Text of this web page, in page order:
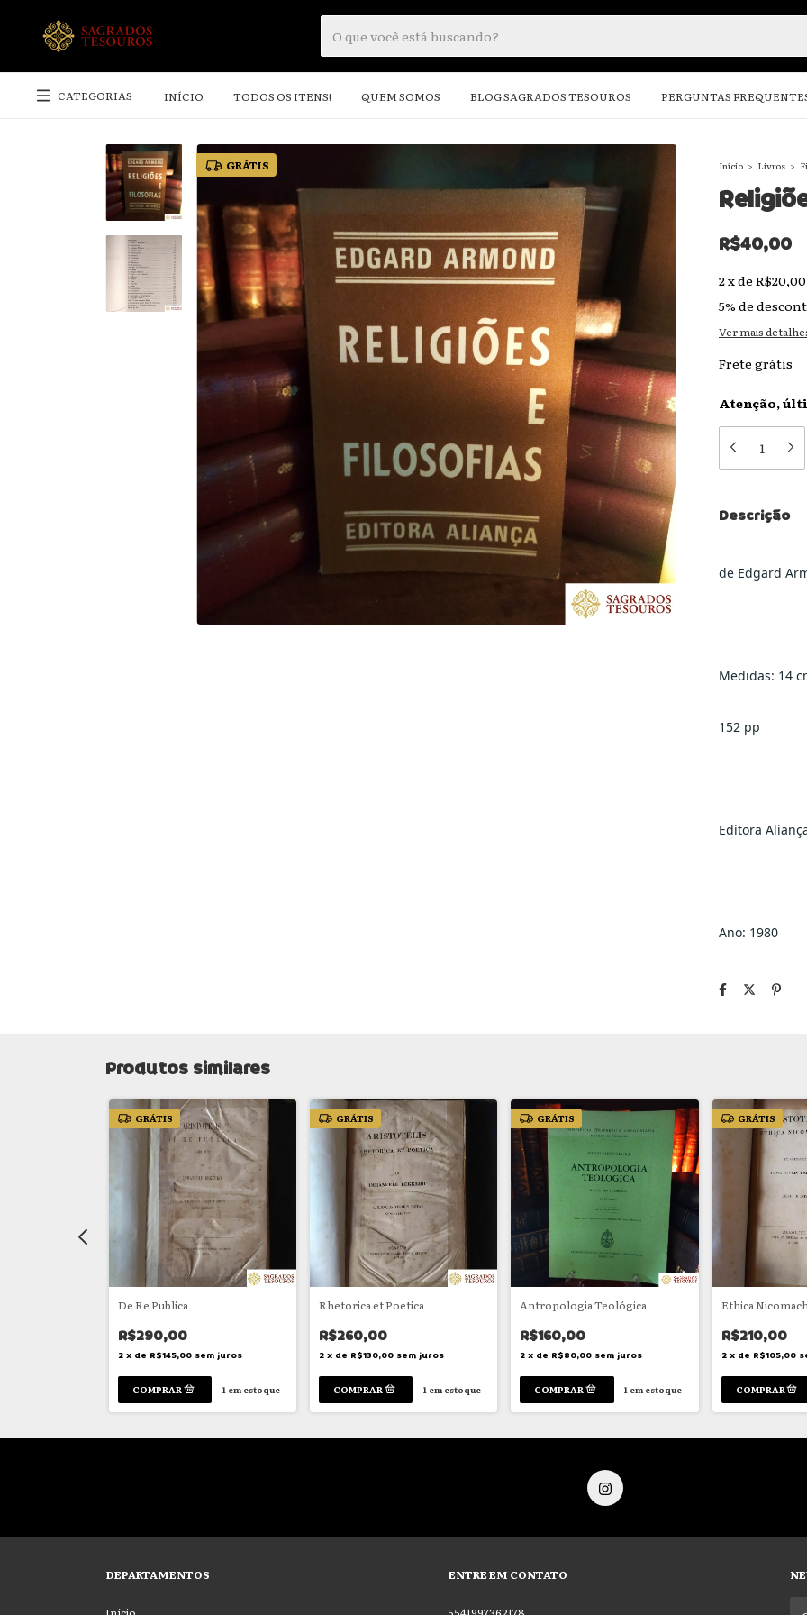
CATEGORIAS INÍCIO TODOS OS ITENS! QUEM SOMOS BLOG SAGRADOS TESOUROS PERGUNTAS
GRÁTIS Início > Livros >
R$40,00
2xde R$20,00
5% de
Ver mais
Frete grátis
Atenção,
Descrição
de Edgard
Medidas: 14
152 pp
Editora
Ano: 1980
Produtos similares
GRÁTIS
De Re Publica
R$290,00
2 x de R$145,00 sem juros
1em estoque
GRÁTIS
Rhetorica et Poetica
R$260,00
2 x de R$130,00 sem juros
1em estoque
GRÁTIS
Antropologia Teológica
R$160,00
2 x de R$80,00 sem juros
1 em estoque
GRÁTIS
Ethica
R$210,00
2 x de R$105,00
DEPARTAMENTOS ENTRE EM CONTATO